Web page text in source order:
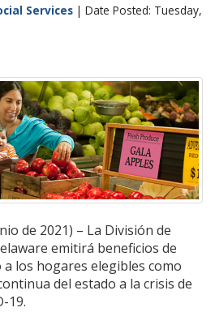
Services | Date Posted: Tuesday,
de 2021) – La División de
emitirá beneficios de
los hogares elegibles como
del estado a la crisis de
19.